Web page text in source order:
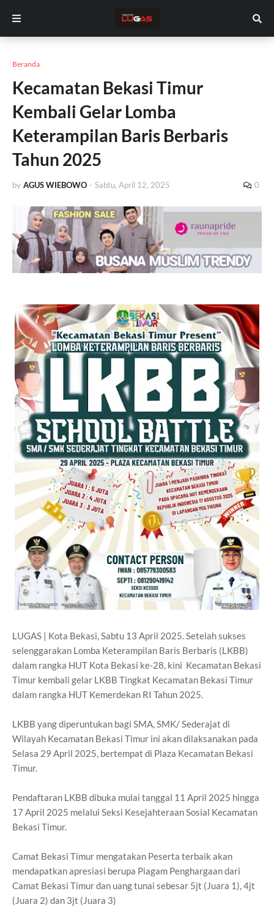
Beranda
Kecamatan Bekasi Timur
Kembali Gelar Lomba
Keterampilan Baris Berbaris
Tahun 2025
by AGUS WIEBOWO - Sabtu, April 12, 2025 0
LUGAS | Kota Bekasi, Sabtu 13 April 2025. Setelah sukses
selenggarakan Lomba Keterampilan Baris Berbaris (LKBB)
dalam rangka HUT Kota Bekasi ke-28, kini Kecamatan Bekasi
Timur kembali gelar LKBB Tingkat Kecamatan Bekasi Timur
dalam rangka HUT Kemerdekan RI Tahun 2025.
LKBB yang diperuntukan bagi SMA, SMK/ Sederajat di
Wilayah Kecamatan Bekasi Timur ini akan dilaksanakan pada
Selasa 29 April 2025, bertempat di Plaza Kecamatan Bekasi
Timur.
Pendaftaran LKBB dibuka mulai tanggal 11 April 2025 hingga
17 April 2025 melalui Seksi Kesejahteraan Sosial Kecamatan
Bekasi Timur.
Camat Bekasi Timur mengatakan Peserta terbaik akan
mendapatkan apresiasi berupa Piagam Penghargaan dari
Camat Bekasi Timur dan uang tunai sebesar 5jt (Juara 1), 4jt
(Juara 2) dan 3jt (Juara 3)